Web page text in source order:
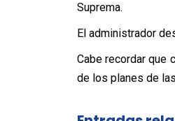
Suprema.
El administrador
Cabe recordar que
de los planes de